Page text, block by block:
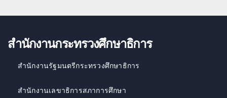
สำนักงานกระทรวงศึกษาธิการ
สำนักงานรัฐมนตรีกระทรวงศึกษาธิการ
สำนักงานเลขาธิการสภาการศึกษา